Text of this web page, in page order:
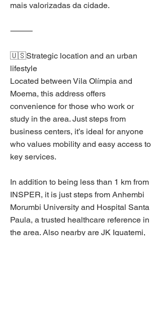
mais valorizadas da cidade.
⸻
🇺🇸Strategic location and an urban
lifestyle
Located between Vila Olímpia and
Moema, this address offers
convenience for those who work or
study in the area. Just steps from
business centers, it’s ideal for anyone
who values mobility and easy access to
key services.
In addition to being less than 1 km from
INSPER, it is just steps from Anhembi
Morumbi University and Hospital Santa
Paula, a trusted healthcare reference in
the area. Also nearby are JK Iguatemi,